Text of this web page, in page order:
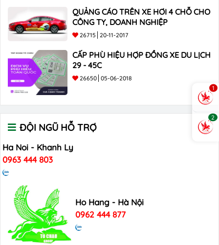
QUẢNG CÁO TRÊN XE HƠI 4 CHỖ CHO
CÔNG TY, DOANH NGHIỆP
26715 20-11-2017
CẤP PHÙ HIỆU HỢP ĐỒNG XE DU LỊCH
29 - 45C
26650 05-06-2018
ĐỘI NGŨ HỖ TRỢ
Ha Noi - Khanh Ly
0963 444 803
Ho Hang - Hà Nội
0962 444 877
1
2